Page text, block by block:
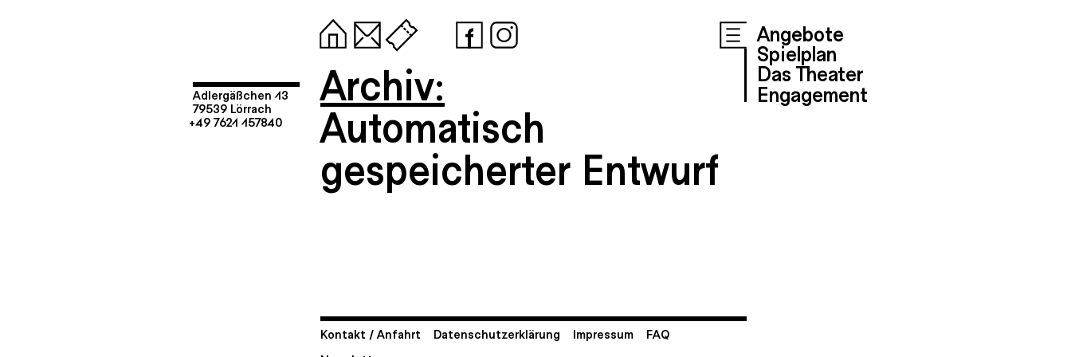
Angebote
Spielplan
Das Theater
Engagement
Adlergäßchen 13
79539 Lörrach
+49 7621 157840
Archiv:
Automatisch
gespeicherter Entwurf
Kontakt / Anfahrt Datenschutzerklärung Impressum
FAQ